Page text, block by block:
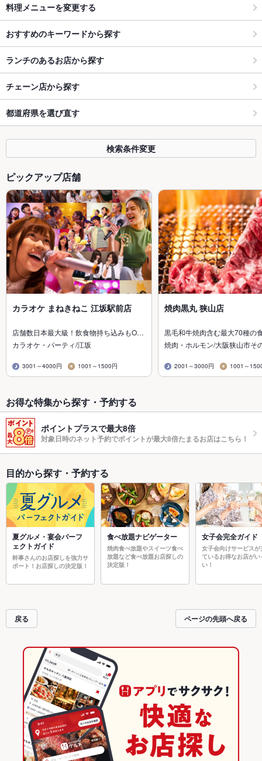
料理メニューを変更する
おすすめのキーワードから探す
ランチのあるお店から探す
チェーン店から探す
都道府県を選び直す
検索条件変更
ピックアップ店舗
カラオケ まねきねこ 江坂駅前店
店舗数日本最大級！飲食物持ち込みもO…
カラオケ・パーティ/江坂
3001～4000円 1001～1500円
焼肉黒丸 狭山店
黒毛和牛焼肉含む最大70種の
焼肉・ホルモン/大阪狭山市そ
2001～3000円 1001～
お得な特集から探す・予約する
ポイントプラスで最大8倍
対象日時のネット予約でポイントが最大8倍たまるお店はこちら！
目的から探す・予約する
夏グルメ・宴会パーフ
ェクトガイド
幹事さんのお店探しを強力サ
ポート！お店探しの決定版！
食べ放題ナビゲーター
焼肉食べ放題やスイーツ食べ
放題など食べ放題お店探しの
決定版！
女子会完全ガイド
女子会向けサービスが
ているお得なお店がい
い！
戻る ページの先頭へ戻る